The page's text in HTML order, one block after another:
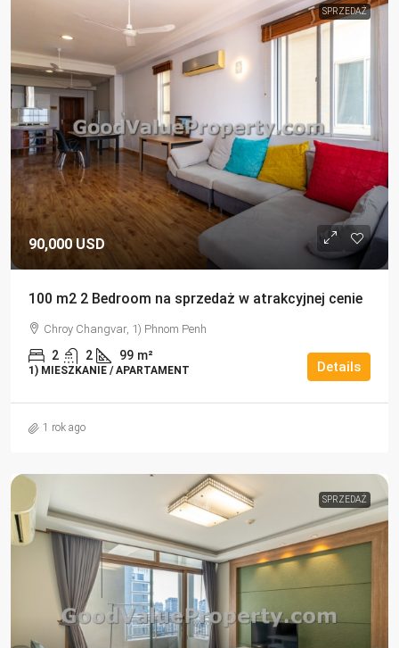
SPRZEDAŻ
90,000 USD
100 m2 2 Bedroom na sprzedaż w atrakcyjnej cenie
Chroy Changvar, 1) Phnom Penh
2 2 99 m²
1) MIESZKANIE / APARTAMENT Details
1 rok ago
SPRZEDAŻ